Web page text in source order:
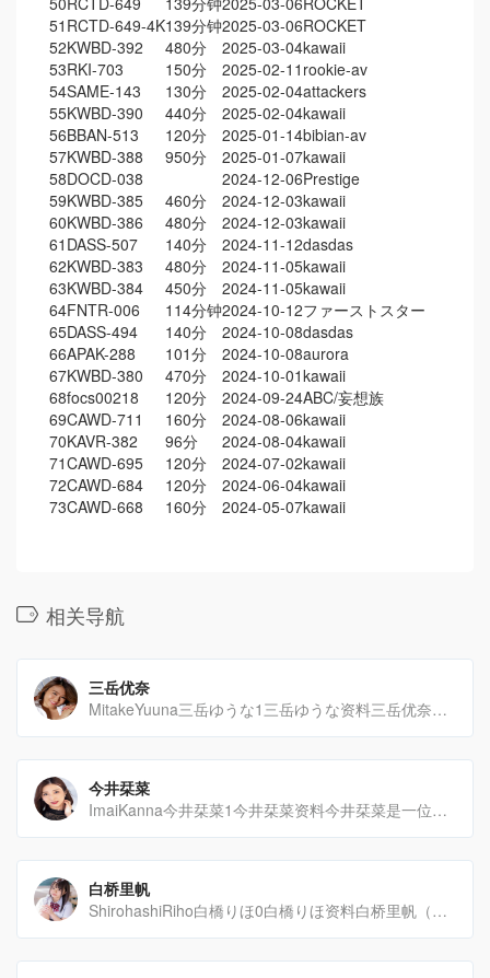
51 RCTD-649-4K139分钟2025-03-06ROCKET
52KWBD-392 480分 2025-03-04kawaii
53RKI-703 150分 2025-02-11 rookie-av
54SAME-143 130分 2025-02-04attackers
55KWBD-390 440分 2025-02-04kawaii
56BBAN-513 120分 2025-01-14bibian-av
57KWBD-388 950分 2025-01-07kawaii
58DOCD-038 2024-12-06Prestige
59KWBD-385 460分 2024-12-03kawaii
60KWBD-386 480分 2024-12-03kawaii
61 DASS-507 140分 2024-11-12dasdas
62KWBD-383 480分 2024-11-05kawaii
63KWBD-384 450分 2024-11-05kawaii
64FNTR-006 114分钟2024-10-12ファーストスター
65DASS-494 140分 2024-10-08dasdas
66APAK-288 101分 2024-10-08aurora
67KWBD-380 470分 2024-10-01kawaii
68focs00218 120分 2024-09-24ABC/妄想族
69CAWD-711 160分 2024-08-06kawaii
70KAVR-382 96分 2024-08-04kawaii
71CAWD-695 120分 2024-07-02kawaii
72CAWD-684 120分 2024-06-04kawaii
73CAWD-668 160分 2024-05-07kawaii
相关导航
三岳优奈
MitakeYuuna三岳ゆうな1三岳ゆうな资料三岳优奈（1990年3月30日出生）是日本的AV女优[…]
今井栞菜
ImaiKanna今井栞菜1今井栞菜资料今井栞菜是一位出生于1992年11月17日的日本AV女优，她[…]
白桥里帆
ShirohashiRiho白橋りほ0白橋りほ资料白桥里帆（ShirohashiRiho），202[…]